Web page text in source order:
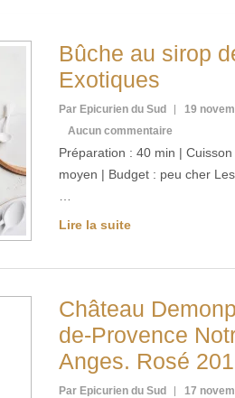
Bûche au sirop
Exotiques
Par Epicurien du Sud
19
Aucun commentaire
Préparation : 40 min |
moyen | Budget : peu cher
Lire la suite
Château
de-Provence
Anges. Rosé
Par Epicurien du Sud
17